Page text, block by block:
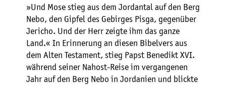
»Und Mose stieg aus dem Jordantal auf den Berg
Nebo, den Gipfel des Gebirges Pisga, gegenüber
Jericho. Und der Herr zeigte ihm das ganze
Land.« In Erinnerung an diesen Bibelvers aus
dem Alten Testament, stieg Papst Benedikt XVI.
während seiner Nahost-Reise im vergangenen
Jahr auf den Berg Nebo in Jordanien und blickte